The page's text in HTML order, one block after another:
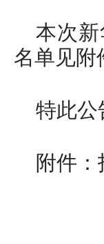
本次
名单见附
特此公
附件